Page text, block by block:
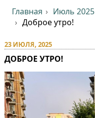
Главная Июль 2025
Доброе утро!
23 ИЮЛЯ, 2025
ДОБРОЕ УТРО!